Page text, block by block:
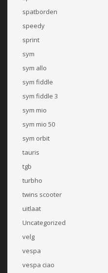
spatborden
speedy
sprint
sym
sym allo
sym fiddle
sym fiddle 3
sym mio
sym mio 50
sym orbit
tauris
tgb
turbho
twins scooter
uitlaat
Uncategorized
velg
vespa
vespa ciao